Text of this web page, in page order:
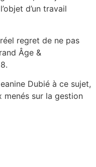
d’un travail
regret de ne pas
Âge &
Dubié à ce sujet,
menés sur la gestion